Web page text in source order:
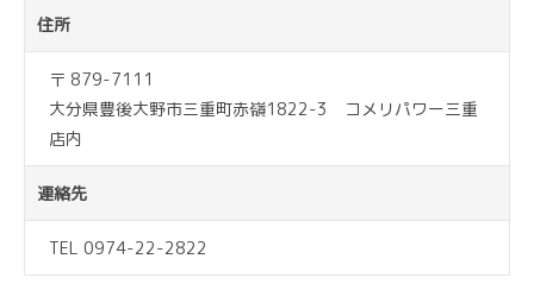
住所
〒 879-7111
大分県豊後大野市三重町赤嶺1822-3 コメリパワー三重
店内
連絡先
TEL 0974-22-2822